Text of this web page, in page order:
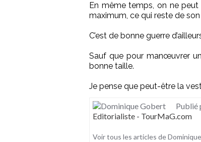
En même temps, on ne
maximum, ce qui reste de son
C’est de bonne guerre
Sauf que pour manœuvrer
bonne taille.
Je pense que peut-être la
Publié
Editorialiste - TourMaG.com
Voir tous les articles de